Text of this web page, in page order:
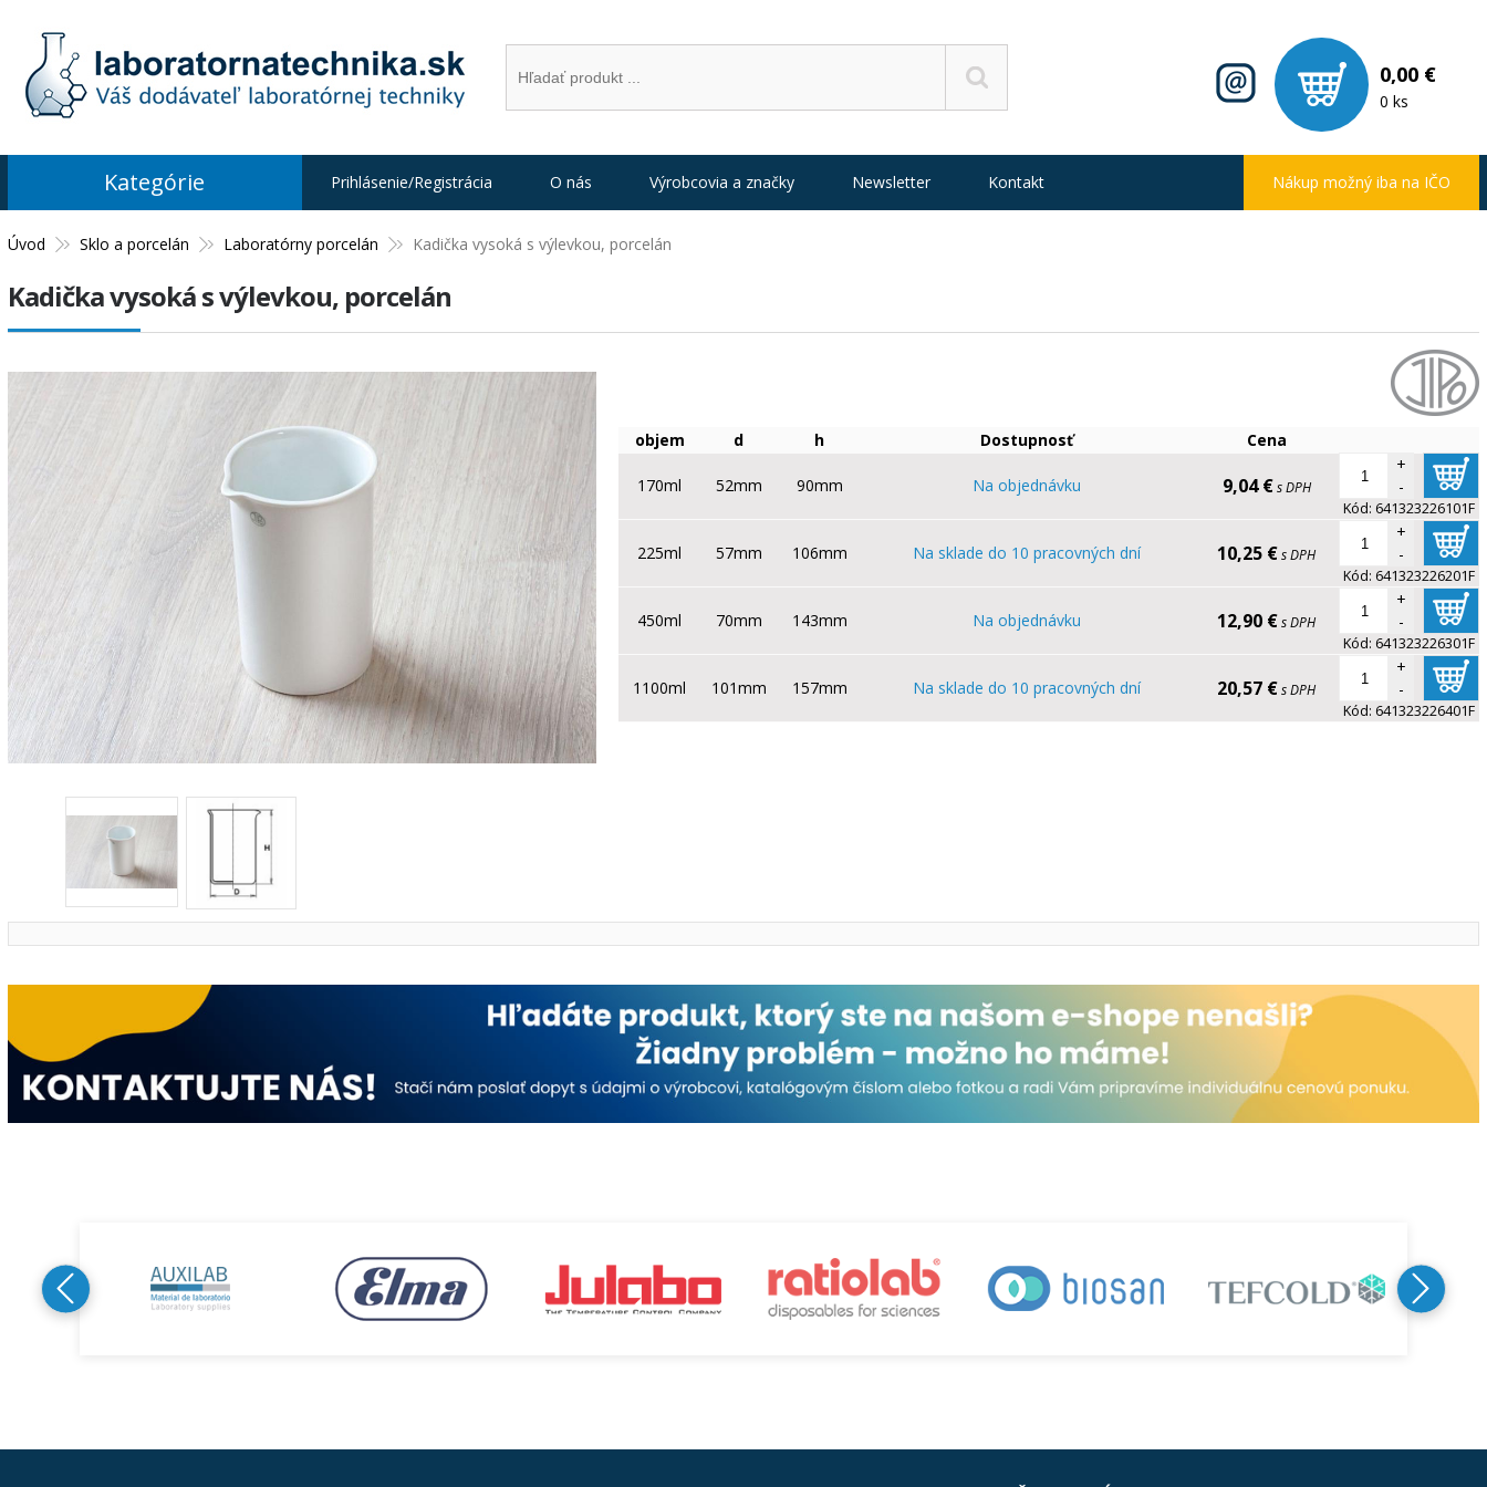
0,00 €
0 ks
Úvod Sklo a porcelán Laboratórny porcelán Kadička vysoká s výlevkou, porcelán
Kadička vysoká s výlevkou, porcelán
objem d h Dostupnosť Cena
170ml 52mm 90mm Na objednávku 9,04 € s DPH
+
-
Kód: 641323226101F
225ml 57mm 106mm Na sklade do 10 pracovných dní 10,25 €s DPH
+
-
Kód: 641323226201F
450ml 70mm 143mm Na objednávku 12,90 €s DPH
+
-
Kód: 641323226301F
1100ml 101mm 157mm Na sklade do 10 pracovných dní 20,57 €s DPH
+
-
Kód: 641323226401F
Kategórie Prihlásenie/Registrácia O nás Výrobcovia a značky Newsletter Kontakt Nákup možný iba na IČO